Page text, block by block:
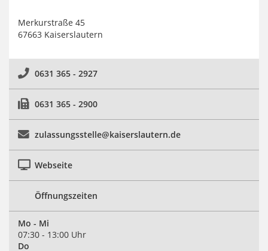
Merkurstraße 45
67663 Kaiserslautern
0631 365 - 2927
0631 365 - 2900
zulassungsstelle@kaiserslautern.de
Webseite
Öffnungszeiten
Mo - Mi
07:30 - 13:00 Uhr
Do